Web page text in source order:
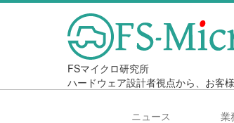
FSマイクロ研究所
ハードウェア設計者視点から、お客
ニュース 業